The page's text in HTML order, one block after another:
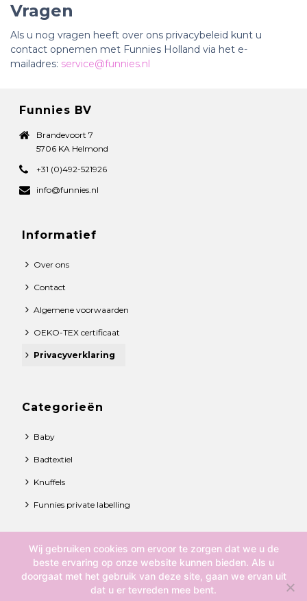
Vragen
Als u nog vragen heeft over ons privacybeleid kunt u
contact opnemen met Funnies Holland via het e-
mailadres: service@funnies.nl
Funnies BV
Brandevoort 7
5706 KA Helmond
+31 (0)492-521926
info@funnies.nl
Informatief
Over ons
Contact
Algemene voorwaarden
OEKO-TEX certificaat
Privacyverklaring
Categorieën
Baby
Badtextiel
Knuffels
Funnies private labelling
© 2021 Funnies BV. All rights reserved.
Over ons
Contact
Wij gebruiken cookies om ervoor te zorgen dat we u de
beste ervaring op onze website kunnen bieden. Als u
doorgaat met het gebruik van deze site, gaan we ervan uit
dat u er tevreden mee bent.